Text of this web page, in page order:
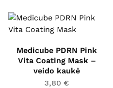
Medicube PDRN Pink
Vita Coating Mask –
veido kaukė
3,80€